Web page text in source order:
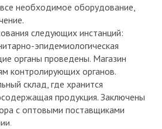
необходимое оборудование,
следующих инстанций:
эпидемиологическая
органы проведены. Магазин
контролирующих органов.
склад, где хранится
продукция. Заключены
с оптовыми поставщиками